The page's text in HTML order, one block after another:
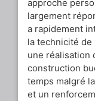
approche
largement
a rapidement
la technicité de
une réalisation
construction
temps malgré
et un